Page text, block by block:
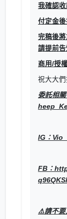
我確認
付定金
完稿後
請提前告
商用/授
祝大大們
委託相
IG：
FB：
⚠️請不要